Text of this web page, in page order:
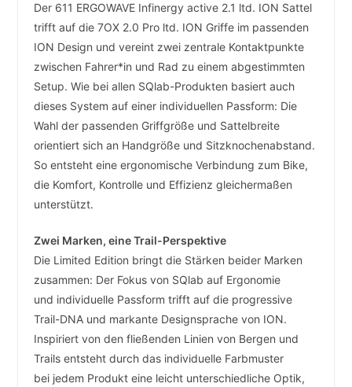
Der 611 ERGOWAVE Infinergy active 2.1 ltd. ION Sattel
trifft auf die 7OX 2.0 Pro ltd. ION Griffe im passenden
ION Design und vereint zwei zentrale Kontaktpunkte
zwischen Fahrer*in und Rad zu einem abgestimmten
Setup. Wie bei allen SQlab-Produkten basiert auch
dieses System auf einer individuellen Passform: Die
Wahl der passenden Griffgröße und Sattelbreite
orientiert sich an Handgröße und Sitzknochenabstand.
So entsteht eine ergonomische Verbindung zum Bike,
die Komfort, Kontrolle und Effizienz gleichermaßen
unterstützt.
Zwei Marken, eine Trail-Perspektive
Die Limited Edition bringt die Stärken beider Marken
zusammen: Der Fokus von SQlab auf Ergonomie
und individuelle Passform trifft auf die progressive
Trail-DNA und markante Designsprache von ION.
Inspiriert von den fließenden Linien von Bergen und
Trails entsteht durch das individuelle Farbmuster
bei jedem Produkt eine leicht unterschiedliche Optik,